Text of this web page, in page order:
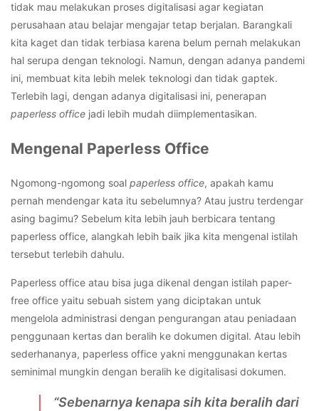
tidak mau melakukan proses digitalisasi agar kegiatan
perusahaan atau belajar mengajar tetap berjalan. Barangkali
kita kaget dan tidak terbiasa karena belum pernah melakukan
hal serupa dengan teknologi. Namun, dengan adanya pandemi
ini, membuat kita lebih melek teknologi dan tidak gaptek.
Terlebih lagi, dengan adanya digitalisasi ini, penerapan
paperless office jadi lebih mudah diimplementasikan.
Mengenal Paperless Office
Ngomong-ngomong soal paperless office, apakah kamu
pernah mendengar kata itu sebelumnya? Atau justru terdengar
asing bagimu? Sebelum kita lebih jauh berbicara tentang
paperless office, alangkah lebih baik jika kita mengenal istilah
tersebut terlebih dahulu.
Paperless office atau bisa juga dikenal dengan istilah paper-
free office yaitu sebuah sistem yang diciptakan untuk
mengelola administrasi dengan pengurangan atau peniadaan
penggunaan kertas dan beralih ke dokumen digital. Atau lebih
sederhananya, paperless office yakni menggunakan kertas
seminimal mungkin dengan beralih ke digitalisasi dokumen.
“Sebenarnya kenapa sih kita beralih dari